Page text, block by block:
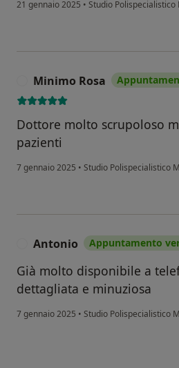
21 gennaio 2025 • Studio Polispecialistico
Minimo Rosa
Dottore molto scrupoloso
pazienti
7 gennaio 2025 • Studio Polispecialistico
Antonio Appuntamento
Già molto disponibile a
dettagliata e minuziosa
7 gennaio 2025 • Studio Polispecialistico